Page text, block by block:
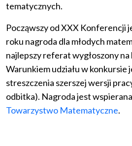
tematycznych.
Począwszy od XXX Konferencji
roku nagroda dla młodych
najlepszy referat wygłoszony
Warunkiem udziału w konkursie
streszczenia szerszej wersji
odbitka). Nagroda jest
Towarzystwo Matematyczne.